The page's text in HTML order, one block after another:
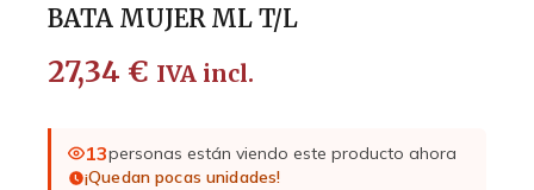
BATA MUJER ML T/L
27,34 € IVA incl.
13personas están viendo este producto ahora
¡Quedan pocas unidades!